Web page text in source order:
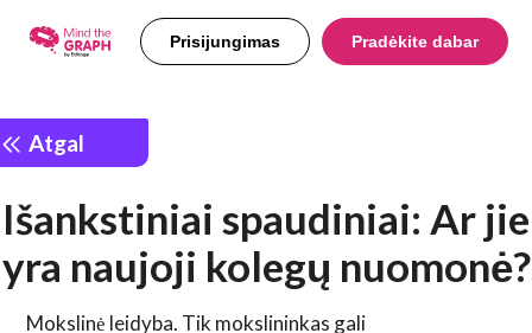
Prisijungimas Pradėkite dabar
Atgal
Išankstiniai spaudiniai: Ar jie
yra naujoji kolegų nuomonė?
Mokslinė leidyba. Tik mokslininkas gali